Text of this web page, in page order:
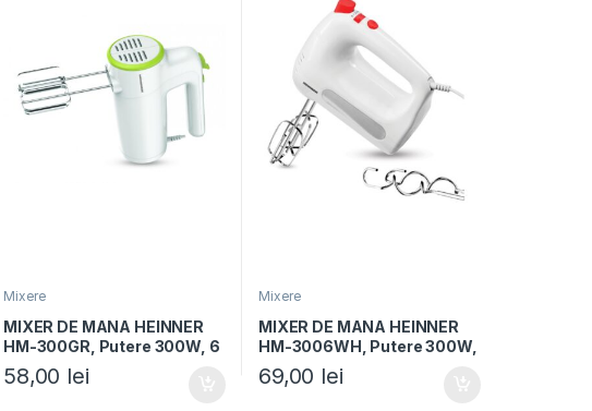
Mixere
MIXER DE MANA HEINNER
HM-300GR, Putere 300W, 6
viteze+turbo, 2 seturi
accesorii inox, alb/verde
58,00 lei
Mixere
MIXER DE MANA HEINNER
HM-3006WH, Putere 300W,
6 Viteze + Pulse, Alb/Rosu
69,00 lei